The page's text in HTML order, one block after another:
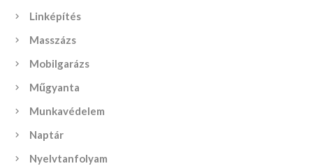
Linképítés
Masszázs
Mobilgarázs
Műgyanta
Munkavédelem
Naptár
Nyelvtanfolyam